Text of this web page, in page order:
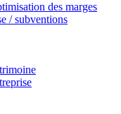
des marges
/ subventions